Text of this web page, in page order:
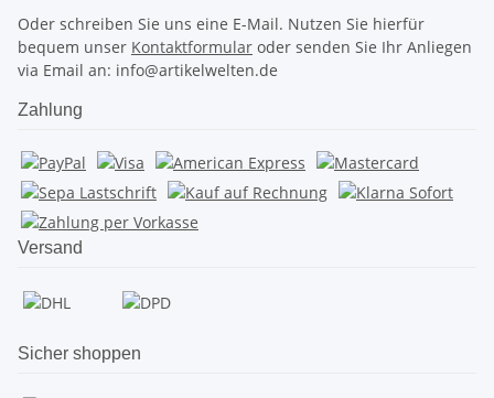
Oder schreiben Sie uns eine E-Mail. Nutzen Sie hierfür
bequem unser Kontaktformular oder senden Sie Ihr Anliegen
via Email an: info@artikelwelten.de
Zahlung
Versand
Sicher shoppen